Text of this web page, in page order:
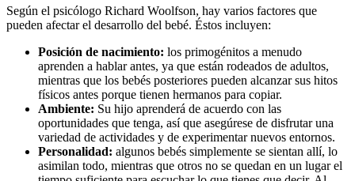
Según el psicólogo Richard Woolfson, hay varios factores que
pueden afectar el desarrollo del bebé. Éstos incluyen:
Posición de nacimiento: los primogénitos a menudo
aprenden a hablar antes, ya que están rodeados de adultos,
mientras que los bebés posteriores pueden alcanzar sus hitos
físicos antes porque tienen hermanos para copiar.
Ambiente: Su hijo aprenderá de acuerdo con las
oportunidades que tenga, así que asegúrese de disfrutar una
variedad de actividades y de experimentar nuevos entornos.
Personalidad: algunos bebés simplemente se sientan allí, lo
asimilan todo, mientras que otros no se quedan en un lugar el